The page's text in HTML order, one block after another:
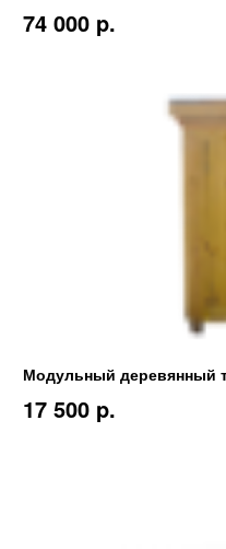
74 000 p.
Модульный деревянный
17 500 p.